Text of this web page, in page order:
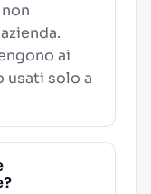
ai
solo a